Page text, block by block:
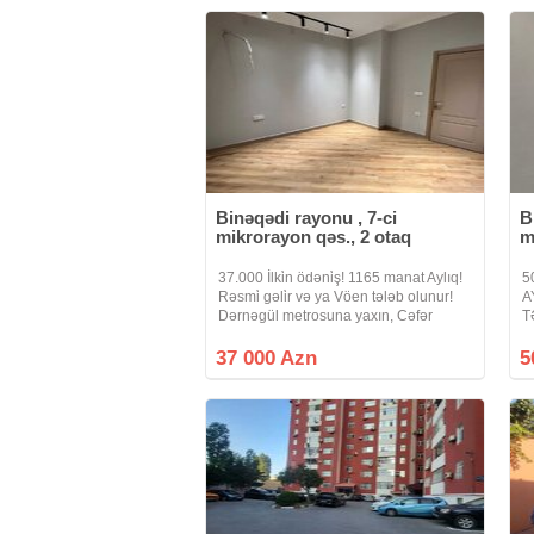
Binəqədi rayonu , 7-ci
mikrorayon qəs., 2 otaq
37.000 İlki̇n ödəni̇ş! 1165 manat Aylıq!
Rəsmi̇ gəli̇r və ya Vöen tələb olunur!
Dərnəgül metrosuna yaxın, Cəfər
Kompleksində 2 otaq studio mənzil
37 000 Azn